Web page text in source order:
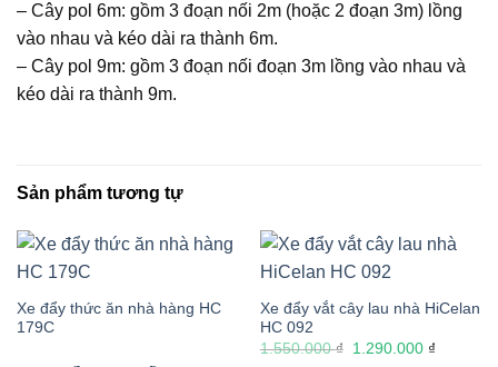
– Cây pol 6m: gồm 3 đoạn nối 2m (hoặc 2 đoạn 3m) lồng
vào nhau và kéo dài ra thành 6m.
– Cây pol 9m: gồm 3 đoạn nối đoạn 3m lồng vào nhau và
kéo dài ra thành 9m.
Sản phẩm tương tự
Xe đẩy thức ăn nhà hàng HC
179C
Xe đẩy vắt cây lau nhà HiCelan
HC 092
1.550.000₫
Giá
1.290.000 ₫Giá